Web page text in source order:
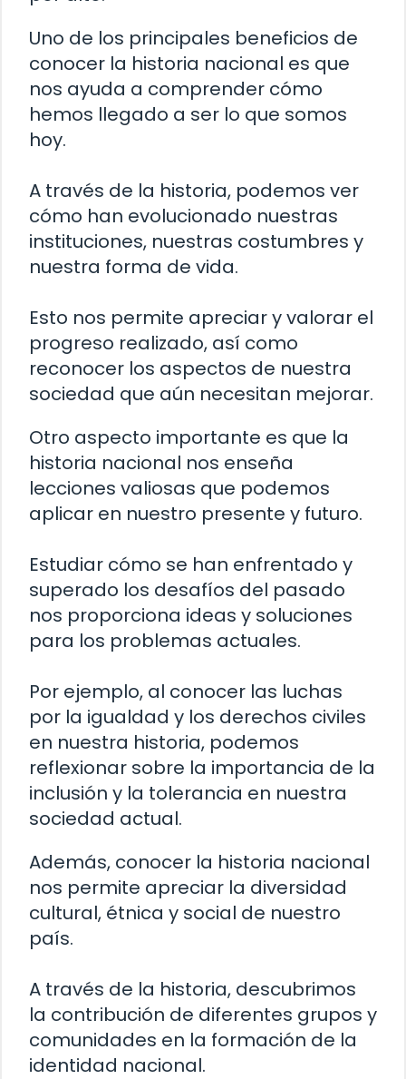
Uno de los principales beneficios de
conocer la historia nacional es que
nos ayuda a comprender cómo
hemos llegado a ser lo que somos
hoy.
A través de la historia, podemos ver
cómo han evolucionado nuestras
instituciones, nuestras costumbres y
nuestra forma de vida.
Esto nos permite apreciar y valorar el
progreso realizado, así como
reconocer los aspectos de nuestra
sociedad que aún necesitan mejorar.
Otro aspecto importante es que la
historia nacional nos enseña
lecciones valiosas que podemos
aplicar en nuestro presente y futuro.
Estudiar cómo se han enfrentado y
superado los desafíos del pasado
nos proporciona ideas y soluciones
para los problemas actuales.
Por ejemplo, al conocer las luchas
por la igualdad y los derechos civiles
en nuestra historia, podemos
reflexionar sobre la importancia de la
inclusión y la tolerancia en nuestra
sociedad actual.
Además, conocer la historia nacional
nos permite apreciar la diversidad
cultural, étnica y social de nuestro
país.
A través de la historia, descubrimos
la contribución de diferentes grupos y
comunidades en la formación de la
identidad nacional.